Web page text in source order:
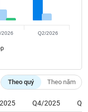
2026 Q2/2026
Theo quý Theo năm
Q4/2025